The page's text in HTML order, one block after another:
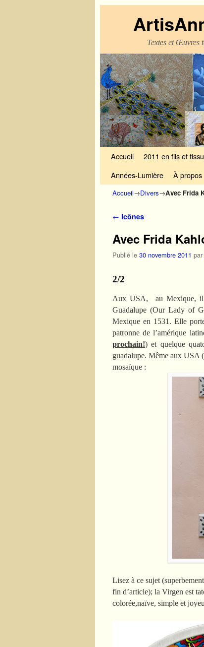
Textes et Œuvres
Accueil 2011 en fils et tissu
Années-Lumière
À propos
Accueil→Divers→Avec Frida
Navigation des articles
← Icônes
Avec Frida
Publié le 30 novembre 2011 par
2/2
Aux USA, au Mexique, il
Guadalupe (Our Lady of
Mexique en 1531. Elle
patronne de l’amérique
prochain!) et quelque
guadalupe. Même aux USA
mosaïque :
Lisez à ce sujet
fin d’article); la Virgen est
colorée,naïve, simple et